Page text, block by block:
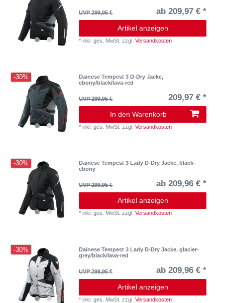
UVP 299,95 € ab 209,97 € *
Artikel anzeigen
*inkl. ges. MwSt. zzgl.Versandkosten
-30%
Dainese Tempest 3 D-Dry Jacke,
ebony/black/lava-red
UVP 299,95 € 209,97 € *
In den Warenkorb
*inkl. ges. MwSt. zzgl.Versandkosten
-30%
Dainese Tempest 3 Lady D-Dry Jacke, black-
ebony
UVP 299,95 € ab 209,96 € *
Artikel anzeigen
*inkl. ges. MwSt. zzgl.Versandkosten
-30%
Dainese Tempest 3 Lady D-Dry Jacke, glacier-
grey/black/lava-red
UVP 299,95 € ab 209,96 € *
Artikel anzeigen
*inkl. ges. MwSt. zzgl.Versandkosten